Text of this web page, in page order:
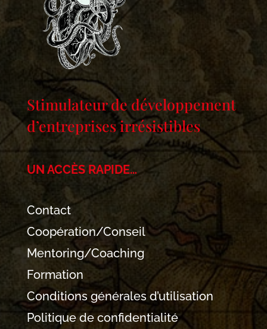
Stimulateur de développement
d’entreprises irrésistibles
UN ACCÈS RAPIDE…
Contact
Coopération/Conseil
Mentoring/Coaching
Formation
Conditions générales d’utilisation
Politique de confidentialité